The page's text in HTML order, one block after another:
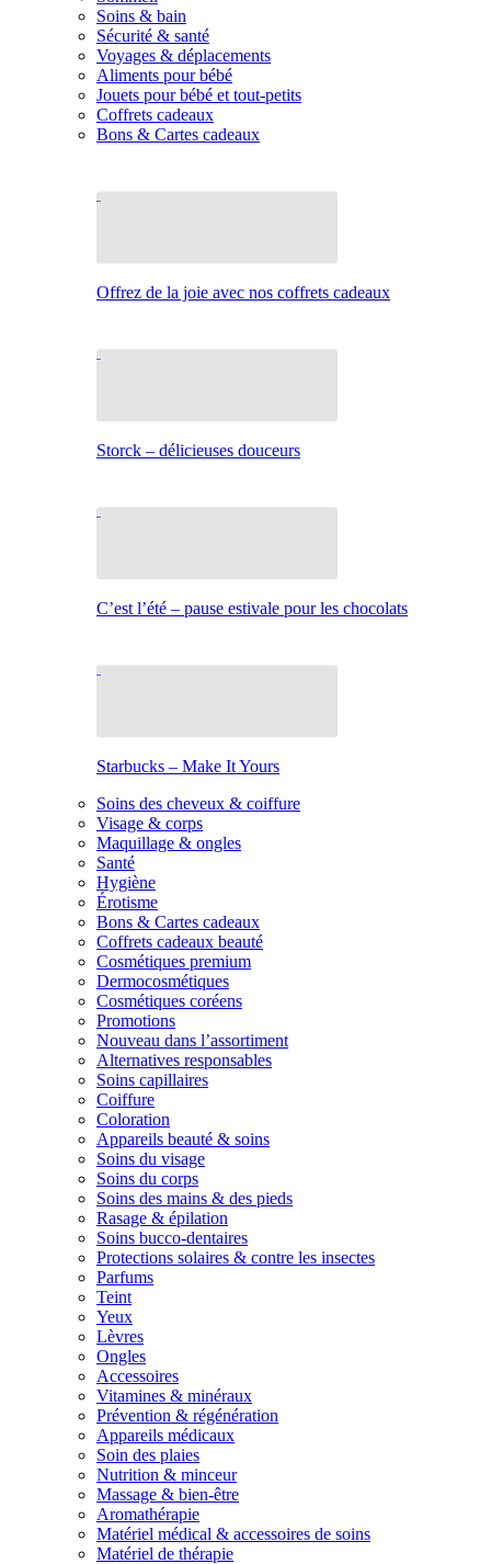
Soins & bain
Sécurité & santé
Voyages & déplacements
Aliments pour bébé
Jouets pour bébé et tout-petits
Coffrets cadeaux
Bons & Cartes cadeaux
Offrez de la joie avec nos coffrets cadeaux
Storck – délicieuses douceurs
C’est l’été – pause estivale pour les chocolats
Starbucks – Make It Yours
Soins des cheveux & coiffure
Visage & corps
Maquillage & ongles
Santé
Hygiène
Érotisme
Bons & Cartes cadeaux
Coffrets cadeaux beauté
Cosmétiques premium
Dermocosmétiques
Cosmétiques coréens
Promotions
Nouveau dans l’assortiment
Alternatives responsables
Soins capillaires
Coiffure
Coloration
Appareils beauté & soins
Soins du visage
Soins du corps
Soins des mains & des pieds
Rasage & épilation
Soins bucco-dentaires
Protections solaires & contre les insectes
Parfums
Teint
Yeux
Lèvres
Ongles
Accessoires
Vitamines & minéraux
Prévention & régénération
Appareils médicaux
Soin des plaies
Nutrition & minceur
Massage & bien-être
Aromathérapie
Matériel médical & accessoires de soins
Matériel de thérapie